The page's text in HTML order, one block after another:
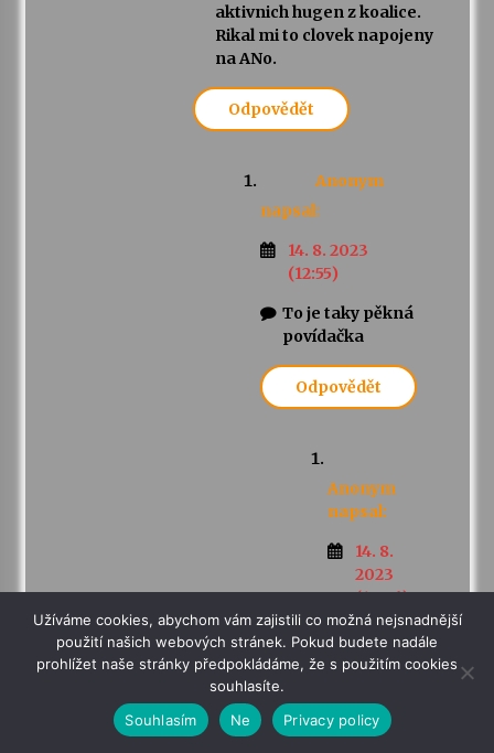
aktivnich hugen z koalice.
Rikal mi to clovek napojeny
na ANo.
Odpovědět
Anonym
napsal:
14. 8. 2023
(12:55)
To je taky pěkná
povídačka
Odpovědět
Anonym
napsal:
14. 8.
2023
(15:06)
Taky jsem
slyšel že to
Pořád
vařej kafe.
Užíváme cookies, abychom vám zajistili co možná nejsnadnější
použití našich webových stránek. Pokud budete nadále
prohlížet naše stránky předpokládáme, že s použitím cookies
souhlasíte.
Souhlasím
Ne Privacy policy